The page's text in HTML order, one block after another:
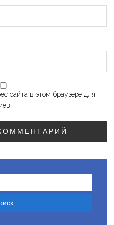
сайта в этом браузере для